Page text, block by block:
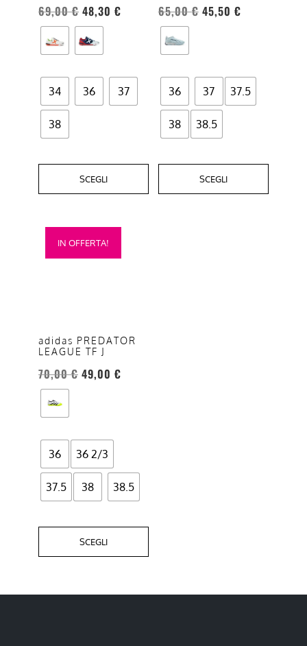
69,00€ 48,30 €
34 36 37
38
SCEGLI
essere
scelte
nella
del
prodotto
65,00€ 45,50 €
36 37 37.5
38 38.5
SCEGLI
essere
scelte
nella
del
prodotto
IN OFFERTA!
adidas PREDATOR
LEAGUE TF J
70,00€ 49,00 €
36 36 2/3
37.5 38 38.5
SCEGLI
Questo
prodotto
opzioni
possono
essere
scelte
nella
del
prodotto